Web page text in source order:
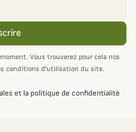
Vous trouverez pour cela nos
conditions d'utilisation du site.
et la politique de confidentialité